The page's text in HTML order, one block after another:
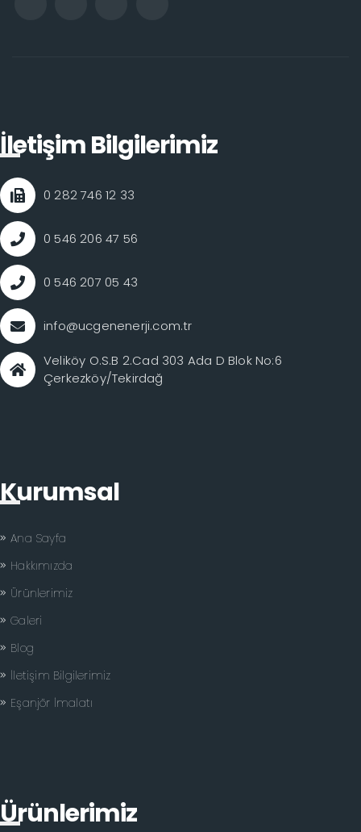
İletişim Bilgilerimiz
0 282 746 12 33
0 546 206 47 56
0 546 207 05 43
info@ucgenenerji.com.tr
Veliköy O.S.B 2.Cad 303 Ada D Blok No:6
Çerkezköy/Tekirdağ
Kurumsal
Ana Sayfa
Hakkımızda
Ürünlerimiz
Galeri
Blog
İletişim Bilgilerimiz
Eşanjör İmalatı
Ürünlerimiz